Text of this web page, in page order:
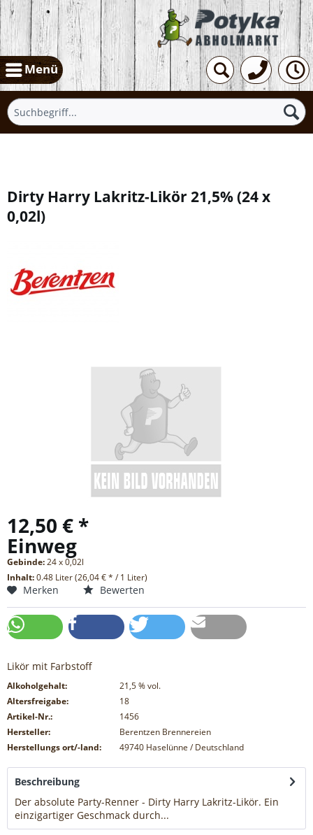
Menü
Dirty Harry Lakritz-Likör 21,5%(24 x
0,02l)
12,50 € *
Einweg
Gebinde:24 x 0,02l
Inhalt:0.48 Liter (26,04 € * / 1 Liter)
Merken Bewerten
Likör mit Farbstoff
Alkoholgehalt: 21,5% vol.
Altersfreigabe:
18
Artikel-Nr.:
1456
Hersteller:
Berentzen Brennereien
Herstellungs ort/-land:
49740 Haselünne / Deutschland
Beschreibung
Der absolute Party-Renner - Dirty Harry Lakritz-Likör. Ein
einzigartiger Geschmack durch...